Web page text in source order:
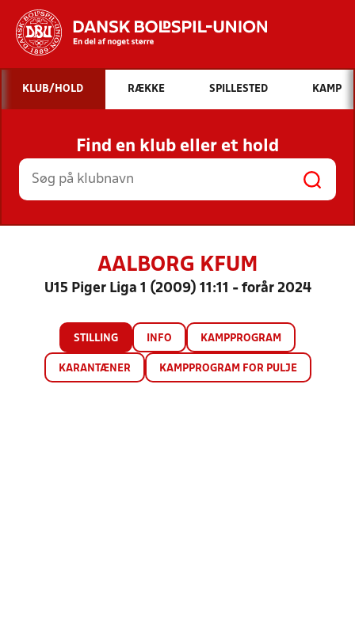
Hvad vil du søge efter?
INDHOLD OG NYHEDER
STILLINGER, RESULTATER, KLUBBER OG
HOLD
KLUB/HOLD RÆKKE SPILLESTED KAMP
Find en klub eller et hold
AALBORG KFUM
U15 Piger Liga 1 (2009) 11:11 - forår 2024
STILLING INFO KAMPPROGRAM
KARANTÆNER KAMPPROGRAM FOR PULJE